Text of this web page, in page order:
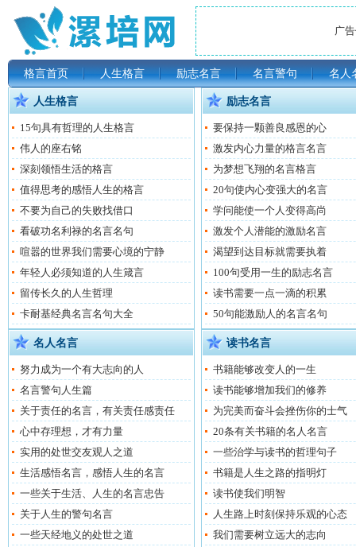
广
格言首页 人生格言 励志名言 名言警句 名人
人生格言
15句具有哲理的人生格言
伟人的座右铭
深刻领悟生活的格言
值得思考的感悟人生的格言
不要为自己的失败找借口
看破功名利禄的名言名句
喧嚣的世界我们需要心境的宁静
年轻人必须知道的人生箴言
留传长久的人生哲理
卡耐基经典名言名句大全
励志名言
要保持一颗善良感恩的心
激发内心力量的格言名言
为梦想飞翔的名言格言
20句使内心变强大的名言
学问能使一个人变得高尚
激发个人潜能的激励名言
渴望到达目标就需要执着
100句受用一生的励志名言
读书需要一点一滴的积累
50句能激励人的名言名句
名人名言
努力成为一个有大志向的人
名言警句人生篇
关于责任的名言，有关责任感责任
心中存理想，才有力量
实用的处世交友观人之道
生活感悟名言，感悟人生的名言
一些关于生活、人生的名言忠告
关于人生的警句名言
一些天经地义的处世之道
读书名言
书籍能够改变人的一生
读书能够增加我们的修养
为完美而奋斗会挫伤你的士气
20条有关书籍的名人名言
一些治学与读书的哲理句子
书籍是人生之路的指明灯
读书使我们明智
人生路上时刻保持乐观的心态
我们需要树立远大的志向